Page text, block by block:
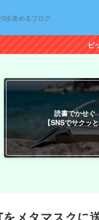
歩進めるブログ
ビ
読書でかせぐ
【SNSでサクッ